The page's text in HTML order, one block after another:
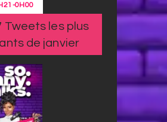
-0H00
Tweets les plus
de janvier